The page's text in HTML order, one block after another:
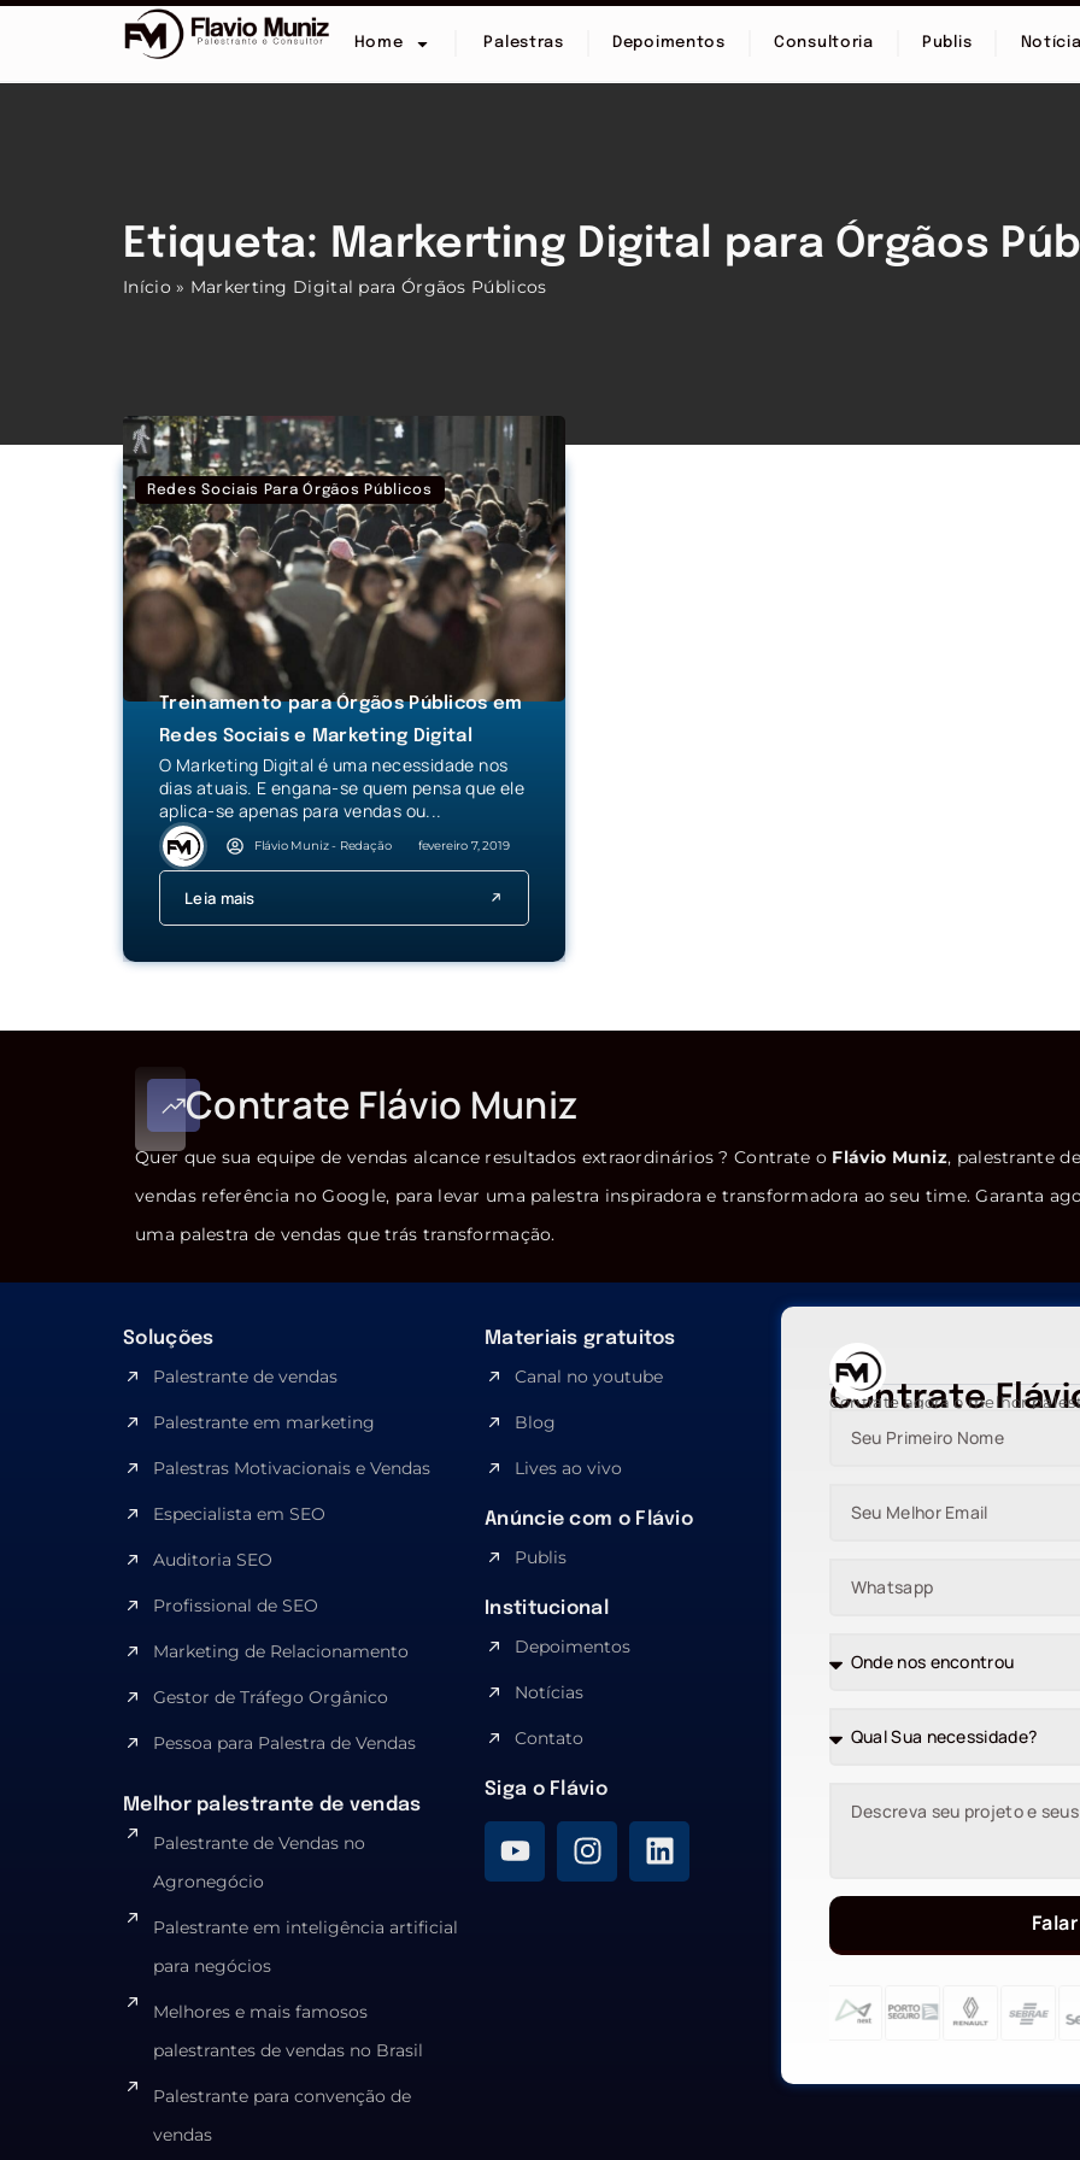
Home Palestras Depoimentos Consultoria Publis
Etiqueta: Markerting Digital para Órgãos
Início » Markerting Digital para Órgãos Públicos
Redes Sociais Para Órgãos Públicos
Treinamento para Órgãos Públicos em
Redes Sociais e Marketing Digital
O Marketing Digital é uma necessidade nos
dias atuais. E engana-se quem pensa que ele
aplica-se apenas para vendas ou...
Flávio Muniz - Redação fevereiro 7, 2019
Leia mais
Contrate Flávio Muniz
Quer que sua equipe de vendas alcance resultados extraordinários ? Contrate o Flávio Muniz, palestrante de
vendas referência no Google, para levar uma palestra inspiradora e transformadora ao seu time. Garanta
uma palestra de vendas que trás transformação.
Soluções
Palestrante de vendas
Palestrante em marketing
Palestras Motivacionais e Vendas
Especialista em SEO​
Auditoria SEO
Profissional de SEO
Marketing de Relacionamento
Gestor de Tráfego Orgânico
Pessoa para Palestra de Vendas
Melhor palestrante de vendas
Palestrante de Vendas no
Agronegócio
Palestrante em inteligência artificial
para negócios
Melhores e mais famosos
palestrantes de vendas no Brasil
Palestrante para convenção de
vendas
Materiais gratuitos
Canal no youtube
Blog
Lives ao vivo
Anúncie com o Flávio
Publis
Institucional
Depoimentos
Notícias
Contato
Siga o Flávio
Contrate
Contrate agora o melhor